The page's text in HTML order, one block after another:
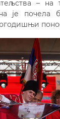
–
је почела